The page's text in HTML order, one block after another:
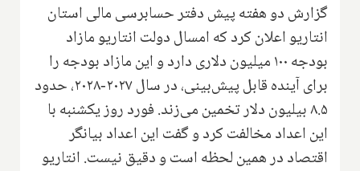
گزارش دو هفته پیش دفتر حسابرسی مالی استان
انتاریو اعلان کرد که امسال دولت انتاریو مازاد
بودجه ۱۰۰ میلیون دلاری دارد و این مازاد بودجه را
برای آینده قابل پیش‌بینی، در سال ۲۰۲۷-۲۰۲۸، حدود
۸.۵ بیلیون دلار تخمین می‌زند. فورد روز یکشنبه با
این اعداد مخالفت کرد و گفت این اعداد بیانگر
اقتصاد در همین لحظه است و دقیق نیست. انتاریو